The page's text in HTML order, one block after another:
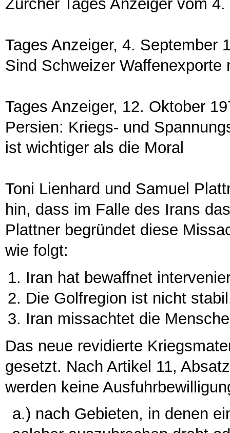
Zürcher Tages Anzeiger vom
Tages Anzeiger, 4. September
Sind Schweizer
Tages Anzeiger, 12. Oktober
Persien: Kriegs- und
ist wichtiger als die Moral
Toni Lienhard und Samuel
hin, dass im Falle des Irans
Plattner begründet diese
wie folgt:
Iran hat bewaffnet
Die Golfregion ist nicht
Iran missachtet die
Das neue revidierte
gesetzt. Nach Artikel 11,
werden keine
a.) nach Gebieten, in denen